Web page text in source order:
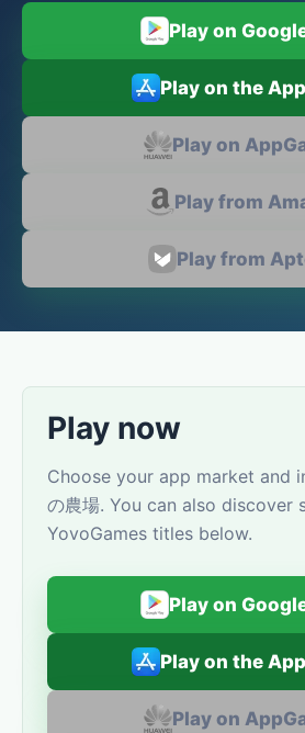
Play on
Play on the
Play on
Play from
Play from
Play now
Choose your app market and
の農場. You can also discover
YovoGames titles below.
Play on
Play on the
Play on